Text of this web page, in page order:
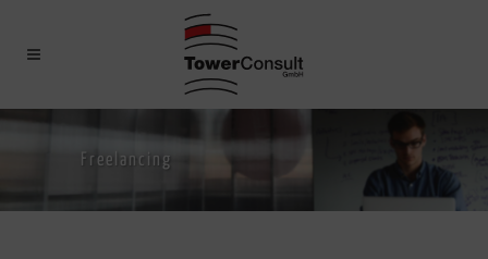
Freelancing